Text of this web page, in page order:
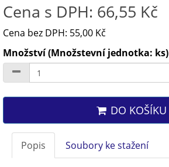
Cena s DPH: 66,55 Kč
Cena bez DPH: 55,00 Kč
Množství (Množstevní jednotka: ks)
DO KOŠÍKU
Popis Soubory ke stažení